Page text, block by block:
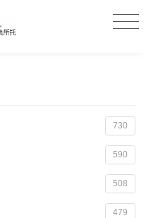
730
590
508
479